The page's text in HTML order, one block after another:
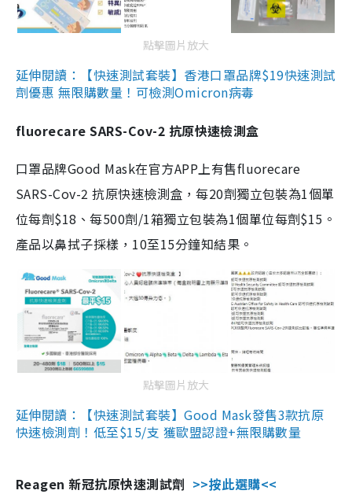
點擊圖片放大
延伸閱讀：【快速測試套裝】香港口罩品牌$19快速測試
劑優惠 無限購數量！可檢測Omicron病毒
fluorecare SARS-Cov-2 抗原快速檢測盒
口罩品牌Good Mask在官方APP上有售fluorecare
SARS-Cov-2 抗原快速檢測盒，每20劑獨立包裝為1個單
位每劑$18、每500劑/1箱獨立包裝為1個單位每劑$15。
產品以鼻拭子採樣，10至15分鐘知結果。
點擊圖片放大
延伸閱讀：【快速測試套裝】Good Mask發售3款抗原
快速檢測劑！低至$15/支 獲歐盟認證+無限購數量
Reagen 新冠抗原快速測試劑 >>按此選購<<